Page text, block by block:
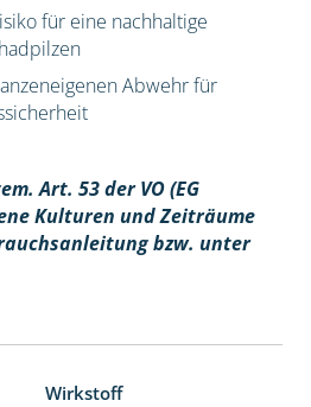
für eine nachhaltige
Abwehr für
Art. 53 der VO (EG
Kulturen und Zeiträume
bzw. unter
Wirkstoff